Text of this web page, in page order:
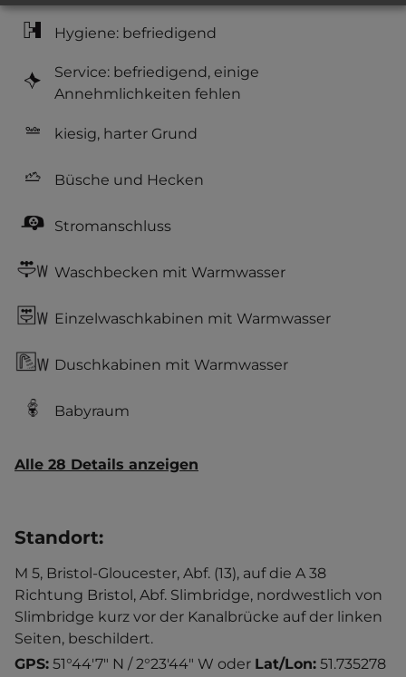
Hygiene: befriedigend
Service: befriedigend, einige
Annehmlichkeiten fehlen
kiesig, harter Grund
Büsche und Hecken
Stromanschluss
Waschbecken mit Warmwasser
Einzelwaschkabinen mit Warmwasser
Duschkabinen mit Warmwasser
Babyraum
Alle 28 Details anzeigen
Standort:
M 5, Bristol-Gloucester, Abf. (13), auf die A 38
Richtung Bristol, Abf. Slimbridge, nordwestlich von
Slimbridge kurz vor der Kanalbrücke auf der linken
Seiten, beschildert.
GPS: 51°44'7" N / 2°23'44" W oder Lat/Lon: 51.735278